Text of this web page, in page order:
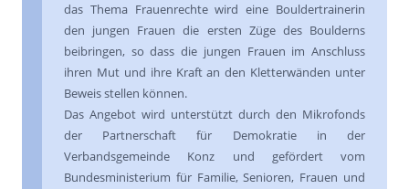
das Thema Frauenrechte wird eine Bouldertrainerin
den jungen Frauen die ersten Züge des Boulderns
beibringen, so dass die jungen Frauen im Anschluss
ihren Mut und ihre Kraft an den Kletterwänden unter
Beweis stellen können.
Das Angebot wird unterstützt durch den Mikrofonds
der Partnerschaft für Demokratie in der
Verbandsgemeinde Konz und gefördert vom
Bundesministerium für Familie, Senioren, Frauen und